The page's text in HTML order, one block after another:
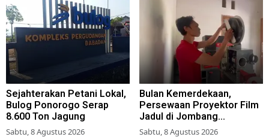
Sejahterakan Petani Lokal,
Bulog Ponorogo Serap
8.600 Ton Jagung
Sabtu, 8 Agustus 2026
Bulan Kemerdekaan,
Persewaan Proyektor Film
Jadul di Jombang
Meningkat
Sabtu, 8 Agustus 2026